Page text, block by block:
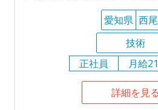
愛知県 西
技術
正社員
月給
詳細を見る